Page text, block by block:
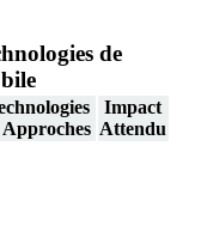
de
Approches
Impact
Attendu